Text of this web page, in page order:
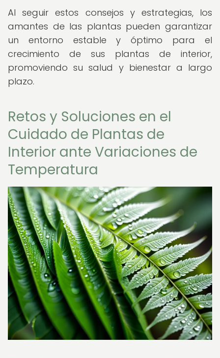
Al seguir estos consejos y estrategias, los
amantes de las plantas pueden garantizar
un entorno estable y óptimo para el
crecimiento de sus plantas de interior,
promoviendo su salud y bienestar a largo
plazo.
Retos y Soluciones en el
Cuidado de Plantas de
Interior ante Variaciones de
Temperatura